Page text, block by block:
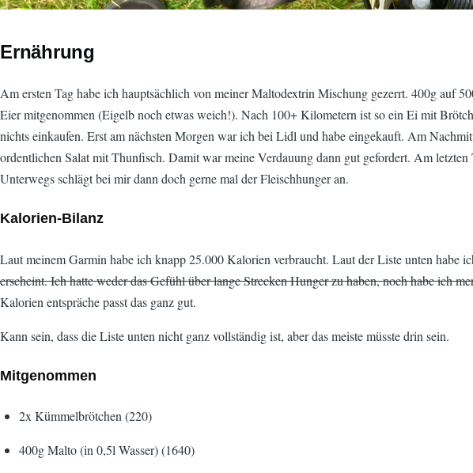
Ernährung
Am ersten Tag habe ich hauptsächlich von meiner Maltodextrin Mischung gezerrt. 400g auf
Eier mitgenommen (Eigelb noch etwas weich!). Nach 100+ Kilometern ist so ein Ei mit
nichts einkaufen. Erst am nächsten Morgen war ich bei Lidl und habe eingekauft. Am
ordentlichen Salat mit Thunfisch. Damit war meine Verdauung dann gut gefordert. Am
Unterwegs schlägt bei mir dann doch gerne mal der Fleischhunger an.
Kalorien-Bilanz
Laut meinem Garmin habe ich knapp 25.000 Kalorien verbraucht. Laut der Liste unten habe
erscheint. Ich hatte weder das Gefühl über lange Strecken Hunger zu haben, noch habe ich
Kalorien entspräche passt das ganz gut.
Kann sein, dass die Liste unten nicht ganz vollständig ist, aber das meiste müsste drin sein.
Mitgenommen
2x Kümmelbrötchen (220)
400g Malto (in 0,5l Wasser) (1640)